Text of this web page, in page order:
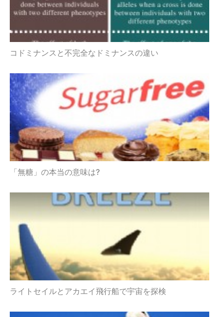
コドミナンスと不完全なドミナンスの違い
「無糖」の本当の意味は?
ライトセイルとアカエイ飛行船で宇宙を探検